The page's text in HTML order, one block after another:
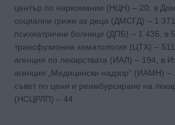
център по наркомании (НЦН) – 20, в
социални грижи за деца (ДМСГД) – 1
психиатрични болници (ДПБ) – 1 435, в
трансфузионна хематология (ЦТХ) –
агенция по лекарствата (ИАЛ) – 194, в
агенция „Медицински надзор” (ИАМН) –
съвет по цени и реимбурсиране на
(НСЦРЛП) – 44.